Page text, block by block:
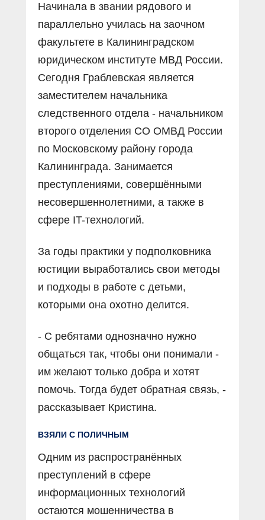
Начинала в звании рядового и
параллельно училась на заочном
факультете в Калининградском
юридическом институте МВД России.
Сегодня Граблевская является
заместителем начальника
следственного отдела - начальником
второго отделения СО ОМВД России
по Московскому району города
Калининграда. Занимается
преступлениями, совершёнными
несовершеннолетними, а также в
сфере IT-технологий.
За годы практики у подполковника
юстиции выработались свои методы
и подходы в работе с детьми,
которыми она охотно делится.
- С ребятами однозначно нужно
общаться так, чтобы они понимали -
им желают только добра и хотят
помочь. Тогда будет обратная связь, -
рассказывает Кристина.
ВЗЯЛИ С ПОЛИЧНЫМ
Одним из распространённых
преступлений в сфере
информационных технологий
остаются мошенничества в